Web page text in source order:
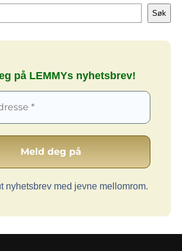
Søk
på LEMMYs nyhetsbrev!
nyhetsbrev med jevne mellomrom.